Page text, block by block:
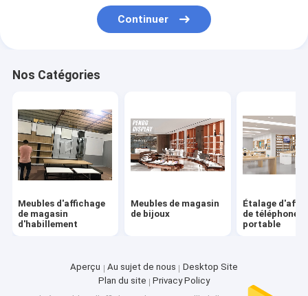
Continuer
Nos Catégories
Meubles d'affichage
de magasin
d'habillement
Meubles de magasin
de bijoux
Étalage
de téléphone
portable
Aperçu Au sujet de nous
Desktop Site
Plan du site
Privacy Policy